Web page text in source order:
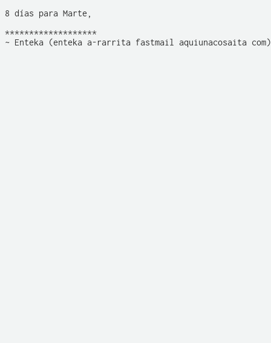
8 días para Marte,
*******************
~ Enteka (enteka a-rarrita fastmail aquiunacosaita com)